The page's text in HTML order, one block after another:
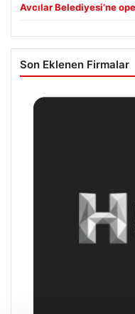
Avcılar Belediyesi’ne
Son Eklenen Firmalar